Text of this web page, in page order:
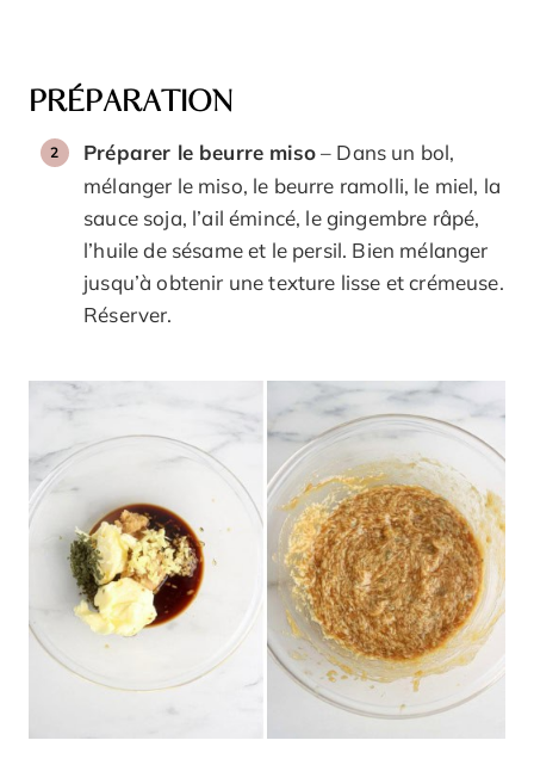
PRÉPARATION
Préparer le beurre miso– Dans un bol,
mélanger le miso, le beurre ramolli, le miel, la
sauce soja, l’ail émincé, le gingembre râpé,
l’huile de sésame et le persil. Bien mélanger
jusqu’à obtenir une texture lisse et crémeuse.
Réserver.